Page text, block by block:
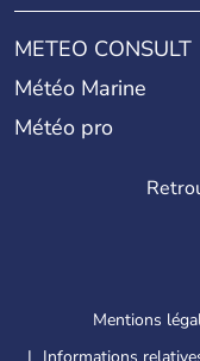
METEO CONSULT
Météo Marine
Météo pro
Mentions
Informations